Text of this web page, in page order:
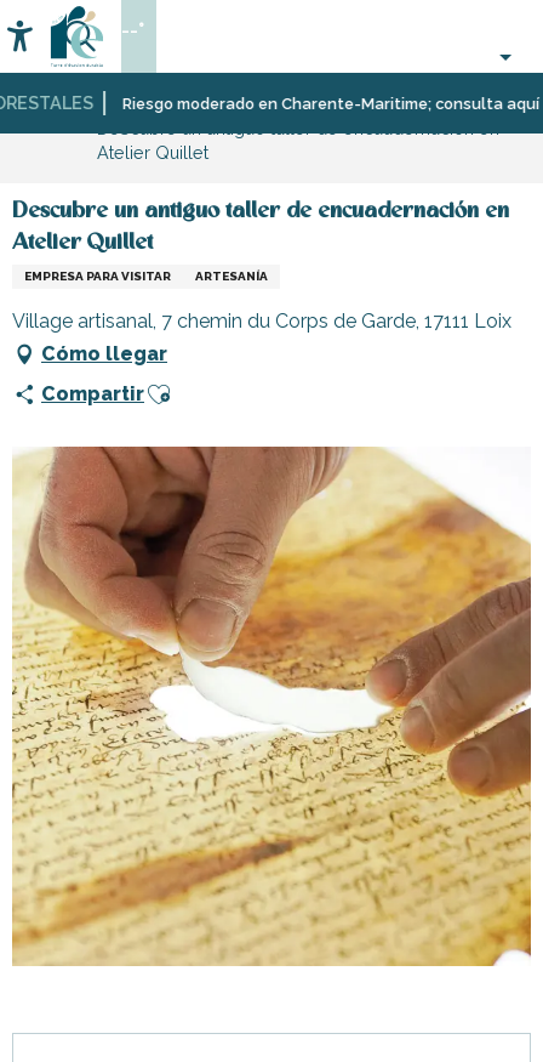
au
contenu
principal
Riesgo moderado en Charente-Maritime; consulta aquí
Accessibilité
Buscar
--°
Página Web
Organización
Ocio
Lugares
cultura
Atelier Quillet
Descubre un antiguo taller de encuadernación en
Atelier Quillet
EMPRESA PARA VISITAR ARTESANÍA
Village artisanal, 7 chemin du Corps de Garde, 17111 Loix
Cómo llegar
CompartirAjouter aux favoris